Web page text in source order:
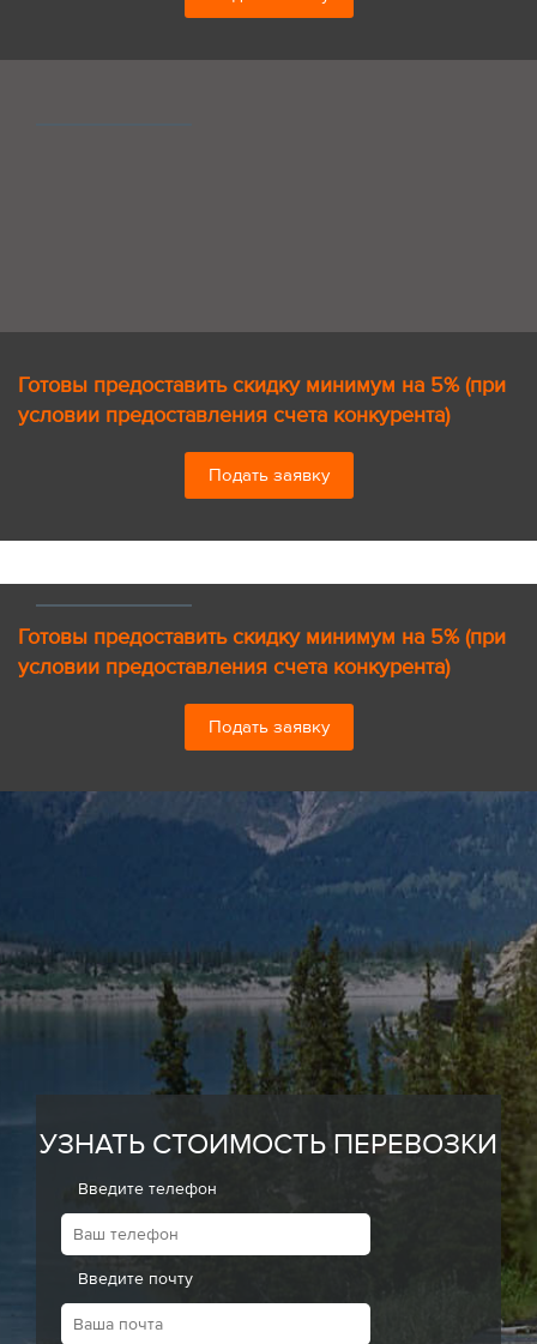
Готовы предоставить скидку минимум на 5% (при
условии предоставления счета конкурента)
Подать заявку
Готовы предоставить скидку минимум на 5% (при
условии предоставления счета конкурента)
Подать заявку
УЗНАТЬ СТОИМОСТЬ ПЕРЕВОЗКИ
Введите телефон
Введите почту